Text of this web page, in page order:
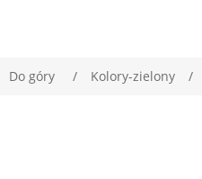
Do góry / Kolory-zielony /